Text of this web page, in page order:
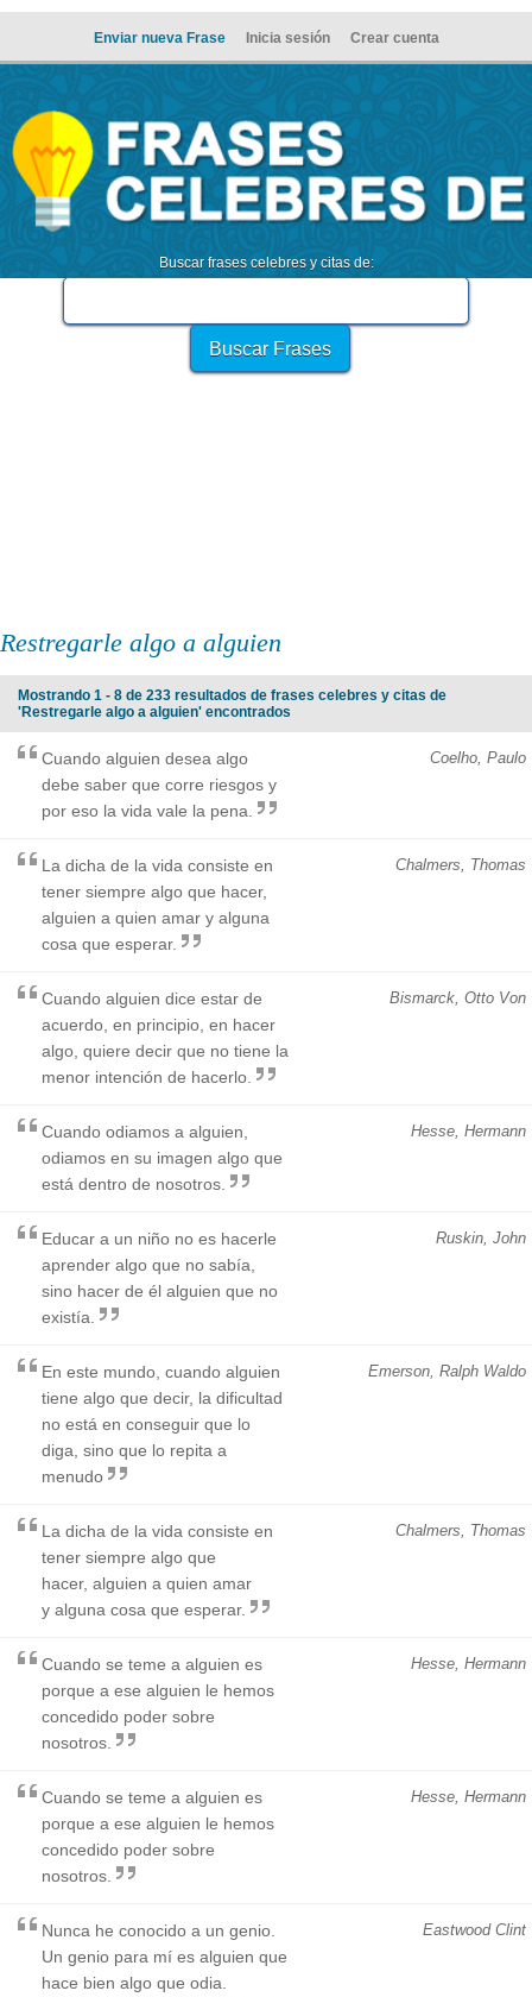
Enviar nueva Frase Inicia sesión Crear cuenta
Buscar frases celebres y citas de:
Restregarle algo a alguien
Mostrando 1 - 8 de 233 resultados de frases celebres y citas de
'Restregarle algo a alguien' encontrados
Coelho, Paulo
Cuando alguien desea algo
debe saber que corre riesgos y
por eso la vida vale la pena.
Chalmers, Thomas
La dicha de la vida consiste en
tener siempre algo que hacer,
alguien a quien amar y alguna
cosa que esperar.
Bismarck, Otto Von
Cuando alguien dice estar de
acuerdo, en principio, en hacer
algo, quiere decir que no tiene la
menor intención de hacerlo.
Hesse, Hermann
Cuando odiamos a alguien,
odiamos en su imagen algo que
está dentro de nosotros.
Ruskin, John
Educar a un niño no es hacerle
aprender algo que no sabía,
sino hacer de él alguien que no
existía.
Emerson, Ralph Waldo
En este mundo, cuando alguien
tiene algo que decir, la dificultad
no está en conseguir que lo
diga, sino que lo repita a
menudo
Chalmers, Thomas
La dicha de la vida consiste en
tener siempre algo que
hacer, alguien a quien amar
y alguna cosa que esperar.
Hesse, Hermann
Cuando se teme a alguien es
porque a ese alguien le hemos
concedido poder sobre
nosotros.
Hesse, Hermann
Cuando se teme a alguien es
porque a ese alguien le hemos
concedido poder sobre
nosotros.
Eastwood Clint
Nunca he conocido a un genio.
Un genio para mí es alguien que
hace bien algo que odia.